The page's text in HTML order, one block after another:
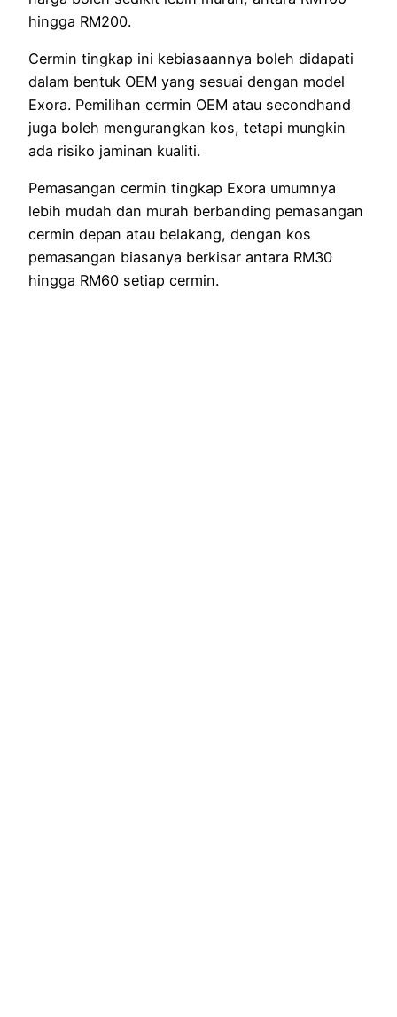
hingga RM200.
Cermin tingkap ini kebiasaannya boleh didapati
dalam bentuk OEM yang sesuai dengan model
Exora. Pemilihan cermin OEM atau secondhand
juga boleh mengurangkan kos, tetapi mungkin
ada risiko jaminan kualiti.
Pemasangan cermin tingkap Exora umumnya
lebih mudah dan murah berbanding pemasangan
cermin depan atau belakang, dengan kos
pemasangan biasanya berkisar antara RM30
hingga RM60 setiap cermin.